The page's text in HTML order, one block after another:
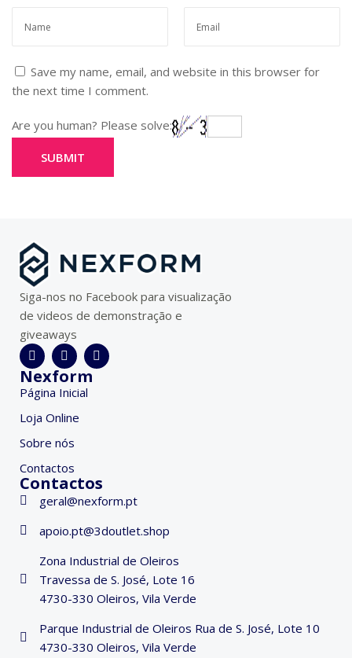
Save my name, email, and website in this browser for
the next time I comment.
Are you human? Please solve:
Siga-nos no Facebook para visualização
de videos de demonstração e
giveaways
Nexform
Página Inicial
Loja Online
Sobre nós
Contactos
Contactos
geral@nexform.pt
apoio.pt@3doutlet.shop
Zona Industrial de Oleiros
Travessa de S. José, Lote 16
4730-330 Oleiros, Vila Verde
Parque Industrial de Oleiros Rua de S. José, Lote 10
4730-330 Oleiros, Vila Verde